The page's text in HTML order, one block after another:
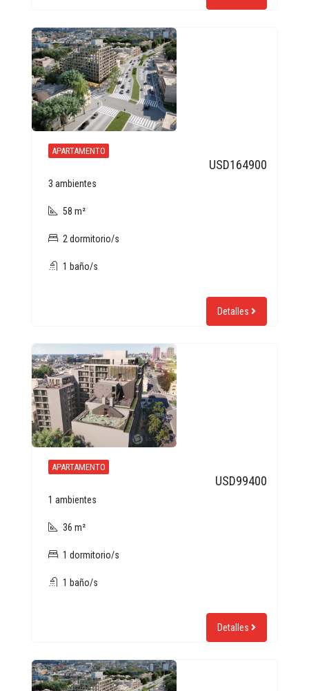
APARTAMENTO
USD164900
3 ambientes
58 m²
2 dormitorio/s
1 baño/s
Detalles
APARTAMENTO
USD99400
1 ambientes
36 m²
1 dormitorio/s
1 baño/s
Detalles